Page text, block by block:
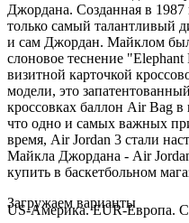
Джордана. Созданная в
только самый талантливый
и сам Джордан. Майклом
слоновое теснение "Elephant
визитной карточкой
модели, это
кроссовках баллон Air Bag
что одно и самых важных
время, Air Jordan 3 стали
Майкла Джордана - Air
купить в баскетбольном
Loading...
Загружаем варианты
US-Америка. EUR-Европа.